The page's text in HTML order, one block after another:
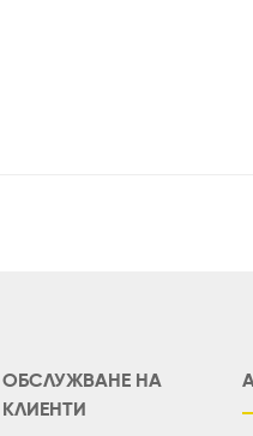
ОБСЛУЖВАНЕ НА
КЛИЕНТИ